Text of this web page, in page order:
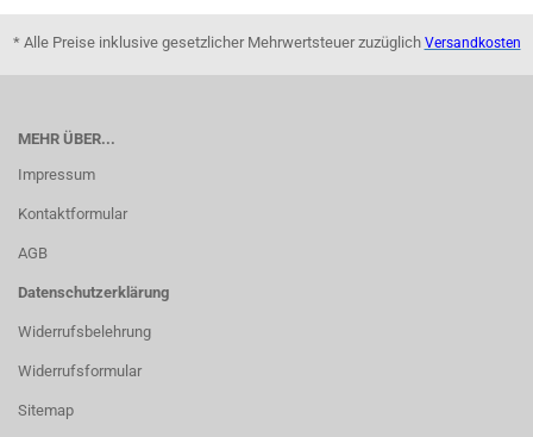
* Alle Preise inklusive gesetzlicher Mehrwertsteuer zuzüglich Versandkosten
MEHR ÜBER...
Impressum
Kontaktformular
AGB
Datenschutzerklärung
Widerrufsbelehrung
Widerrufsformular
Sitemap